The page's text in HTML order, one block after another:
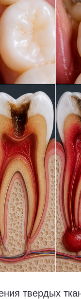
твердых